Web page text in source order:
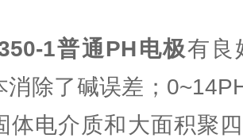
1普通PH电极有良
消除了碱误差；
体电介质和大面积聚